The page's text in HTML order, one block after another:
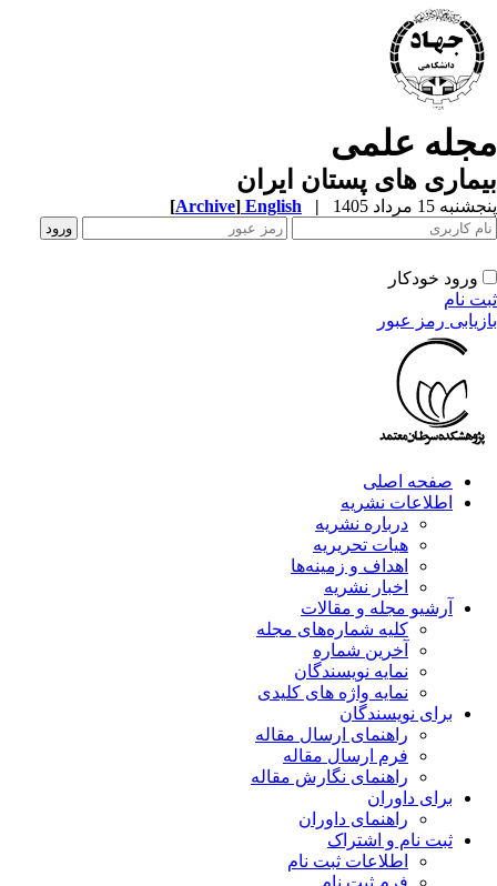
علمی
های پستان ایران
15 مرداد 1405 |
English
[Archive]
ورود خودکار
نام
رمز عبور
صفحه اصلی
اطلاعات نشریه
درباره نشریه
هیات تحریریه
اهداف و زمینه‌ها
اخبار نشریه
آرشیو مجله و مقالات
کلیه شماره‌های مجله
آخرین شماره
نمایه نویسندگان
نمایه واژه های کلیدی
برای نویسندگان
راهنمای ارسال مقاله
فرم ارسال مقاله
راهنمای نگارش مقاله
برای داوران
راهنمای داوران
ثبت نام و اشتراک
اطلاعات ثبت نام
فرم ثبت نام